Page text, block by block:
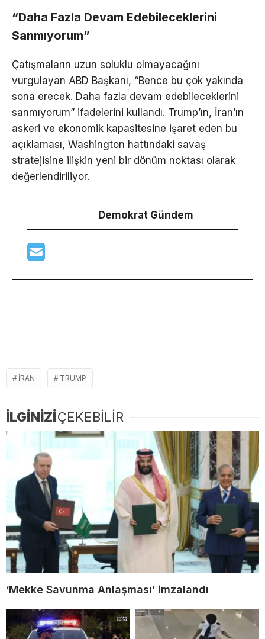
“Daha Fazla Devam Edebileceklerini
Sanmıyorum”
Çatışmaların uzun soluklu olmayacağını
vurgulayan ABD Başkanı, “Bence bu çok yakında
sona erecek. Daha fazla devam edebileceklerini
sanmıyorum” ifadelerini kullandı. Trump’ın, İran’ın
askeri ve ekonomik kapasitesine işaret eden bu
açıklaması, Washington hattındaki savaş
stratejisine ilişkin yeni bir dönüm noktası olarak
değerlendiriliyor.
Demokrat Gündem
IRAN TRUMP
İLGİNİZİÇEKEBİLİR
‘Mekke Savunma Anlaşması’ imzalandı